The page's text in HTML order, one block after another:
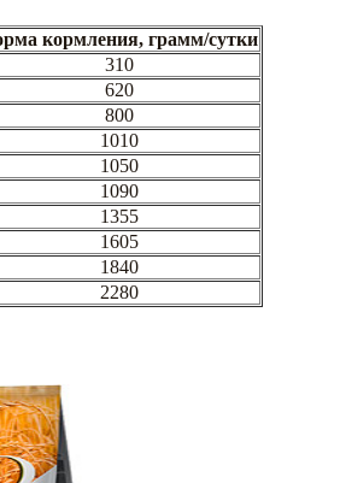
кормления, грамм/сутки
310
620
800
1010
1050
1090
1355
1605
1840
2280